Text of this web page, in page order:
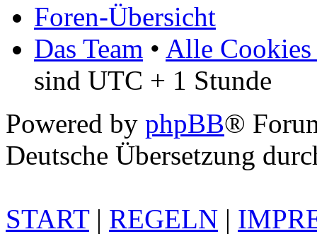
Foren-Übersicht
Das Team • Alle Cookies
sind UTC + 1 Stunde
Powered by phpBB®
Deutsche Übersetzung
START| REGELN |